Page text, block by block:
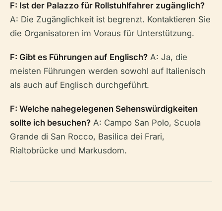
F: Ist der Palazzo für Rollstuhlfahrer zugänglich?
A: Die Zugänglichkeit ist begrenzt. Kontaktieren Sie
die Organisatoren im Voraus für Unterstützung.
F: Gibt es Führungen auf Englisch? A: Ja, die
meisten Führungen werden sowohl auf Italienisch
als auch auf Englisch durchgeführt.
F: Welche nahegelegenen Sehenswürdigkeiten
sollte ich besuchen? A: Campo San Polo, Scuola
Grande di San Rocco, Basilica dei Frari,
Rialtobrücke und Markusdom.